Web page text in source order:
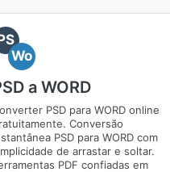
Wo
a WORD
PSD para WORD online
Conversão
PSD para WORD com
de arrastar e soltar.
PDF confiadas em